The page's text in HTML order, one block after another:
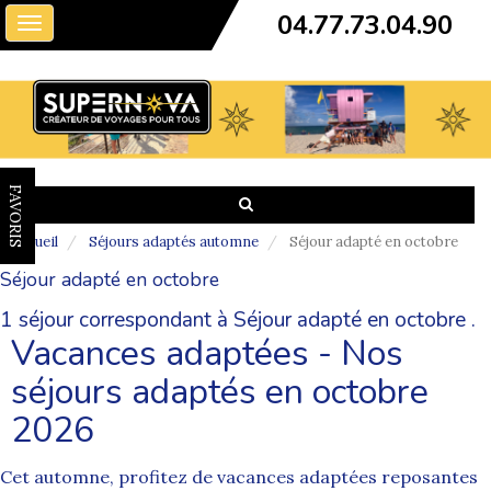
Toggle
navigation
04.77.73.04.90
FAVORIS
Accueil Séjours adaptés automne Séjour adapté en octobre
Séjour adapté en octobre
1 séjour correspondant à Séjour adapté en octobre .
Vacances adaptées - Nos
séjours adaptés en octobre
2026
Cet automne, profitez de vacances adaptées reposantes